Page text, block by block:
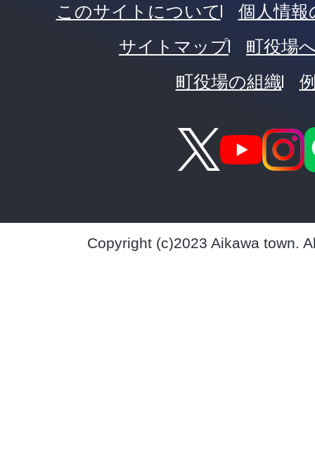
このサイトについて
個人情
サイトマップ
町役場
町役場の組織
Copyright (c)2023 Aikawa town.